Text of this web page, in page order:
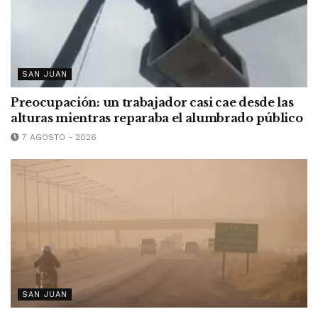
SAN JUAN
Preocupación: un trabajador casi cae desde las
alturas mientras reparaba el alumbrado público
7 AGOSTO - 2026
SAN JUAN